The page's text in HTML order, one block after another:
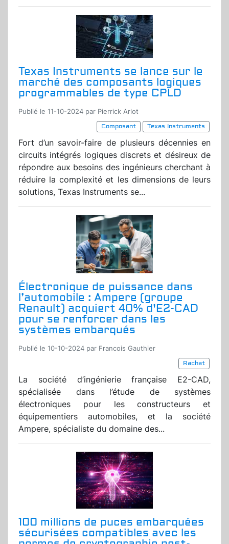
Texas Instruments se lance sur le
marché des composants logiques
programmables de type CPLD
Publié le 11-10-2024 par Pierrick Arlot
Composant
Texas Instruments
Fort d’un savoir-faire de plusieurs décennies en
circuits intégrés logiques discrets et désireux de
répondre aux besoins des ingénieurs cherchant à
réduire la complexité et les dimensions de leurs
solutions, Texas Instruments se...
Électronique de puissance dans
l’automobile : Ampere (groupe
Renault) acquiert 40% d'E2-CAD
pour se renforcer dans les
systèmes embarqués
Publié le 10-10-2024 par Francois Gauthier
Rachat
La société d’ingénierie française E2-CAD,
spécialisée dans l’étude de systèmes
électroniques pour les constructeurs et
équipementiers automobiles, et la société
Ampere, spécialiste du domaine des...
100 millions de puces embarquées
sécurisées compatibles avec les